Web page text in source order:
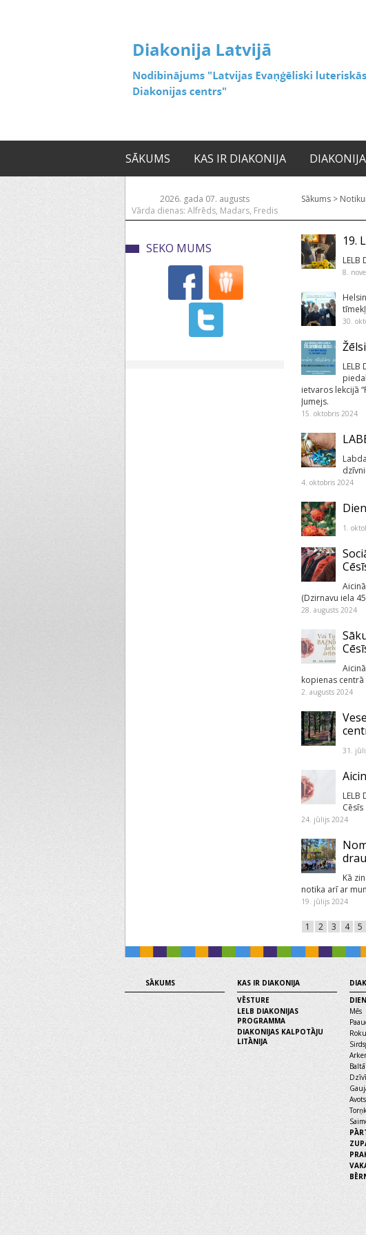
SĀKUMS KAS IR DIAKONIJA
2026. gada 07. augusts
Vārda dienas: Alfrēds, Madars, Fredis
Sākums >
SEKO MUMS 19.
8.
30.
ietvaros lekcijā
Jumejs.
15. oktobris 2024
4. oktobris 2024
1.
(Dzirnavu iela
28. augusts 2024
kopienas centrā
2. augusts 2024
31.
Cēsīs
24. jūlijs 2024
Kā
notika arī ar
19. jūlijs 2024
1 2 3 4 5
SĀKUMS
KAS IR DIAKONIJA
VĒSTURE
LELB DIAKONIJAS
PROGRAMMA
DIAKONIJAS KALPOTĀJU
LITĀNIJA
Mēs
Avots